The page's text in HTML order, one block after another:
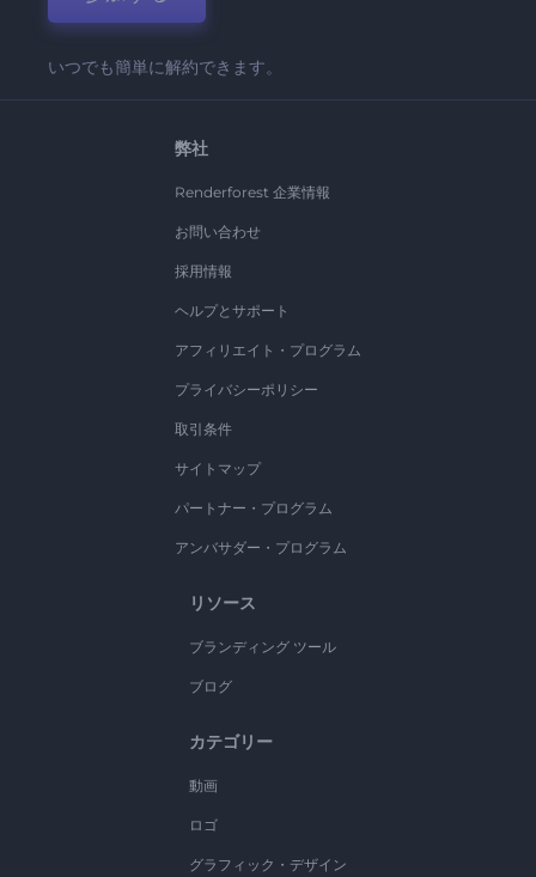
いつでも簡単に解約できます。
弊社
Renderforest 企業情報
お問い合わせ
採用情報
ヘルプとサポート
アフィリエイト・プログラム
プライバシーポリシー
取引条件
サイトマップ
パートナー・プログラム
アンバサダー・プログラム
リソース
ブランディング ツール
ブログ
カテゴリー
動画
ロゴ
グラフィック・デザイン